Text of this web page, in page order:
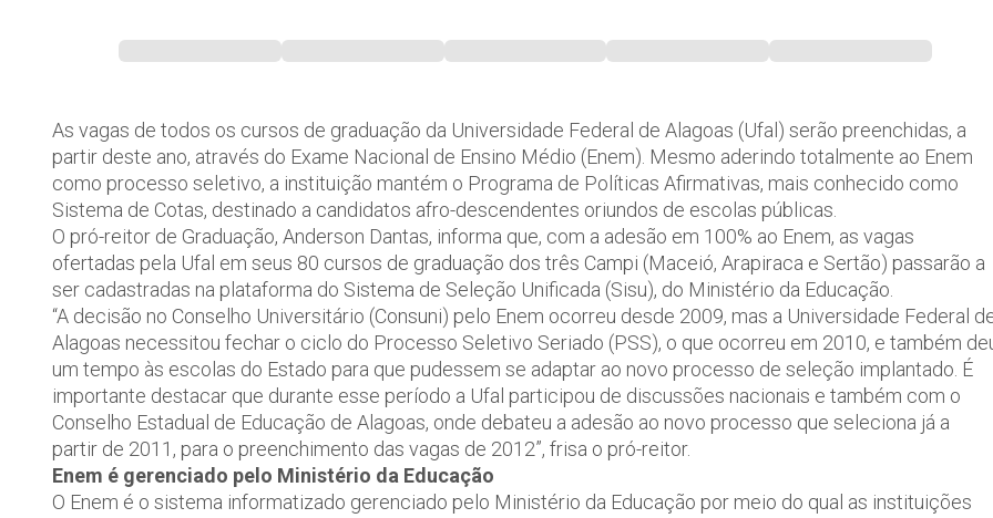
As vagas de todos os cursos de graduação da Universidade Federal de Alagoas (Ufal) serão preenchidas, a
partir deste ano, através do Exame Nacional de Ensino Médio (Enem). Mesmo aderindo totalmente ao Enem
como processo seletivo, a instituição mantém o Programa de Políticas Afirmativas, mais conhecido como
Sistema de Cotas, destinado a candidatos afro-descendentes oriundos de escolas públicas.
O pró-reitor de Graduação, Anderson Dantas, informa que, com a adesão em 100% ao Enem, as vagas
ofertadas pela Ufal em seus 80 cursos de graduação dos três Campi (Maceió, Arapiraca e Sertão) passarão a
ser cadastradas na plataforma do Sistema de Seleção Unificada (Sisu), do Ministério da Educação.
“A decisão no Conselho Universitário (Consuni) pelo Enem ocorreu desde 2009, mas a Universidade Federal
Alagoas necessitou fechar o ciclo do Processo Seletivo Seriado (PSS), o que ocorreu em 2010, e também
um tempo às escolas do Estado para que pudessem se adaptar ao novo processo de seleção implantado. É
importante destacar que durante esse período a Ufal participou de discussões nacionais e também com o
Conselho Estadual de Educação de Alagoas, onde debateu a adesão ao novo processo que seleciona já a
partir de 2011, para o preenchimento das vagas de 2012”, frisa o pró-reitor.
Enem é gerenciado pelo Ministério da Educação
O Enem é o sistema informatizado gerenciado pelo Ministério da Educação por meio do qual as instituições